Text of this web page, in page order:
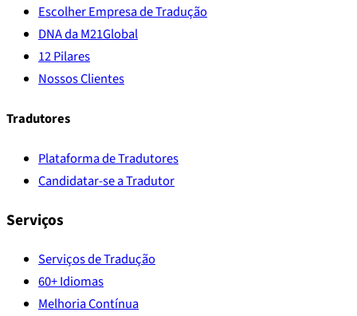
Escolher Empresa de Tradução
DNA da M21Global
12 Pilares
Nossos Clientes
Tradutores
Plataforma de Tradutores
Candidatar-se a Tradutor
Serviços
Serviços de Tradução
60+ Idiomas
Melhoria Contínua